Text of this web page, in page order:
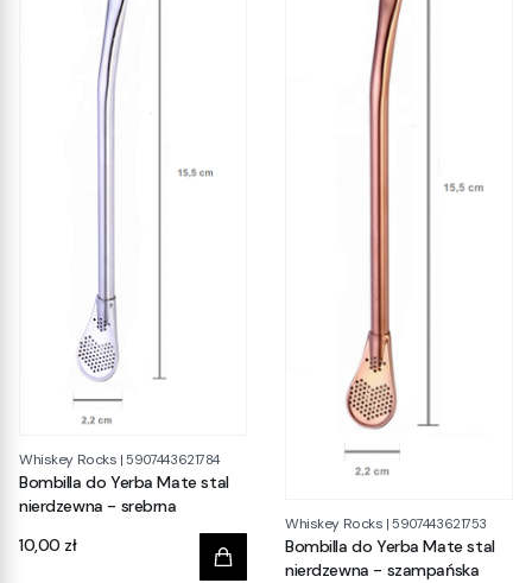
Whiskey Rocks |5907443621784
Bombilla do Yerba Mate stal
nierdzewna - srebrna
Cena
10,00 zł
Whiskey Rocks |5907443621753
Bombilla do Yerba Mate stal
nierdzewna - szampańska